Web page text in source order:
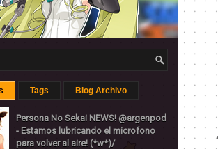
Tags Blog Archivo
Persona No Sekai NEWS! @argenpod
- Estamos lubricando el microfono
para volver al aire! (*w*)/